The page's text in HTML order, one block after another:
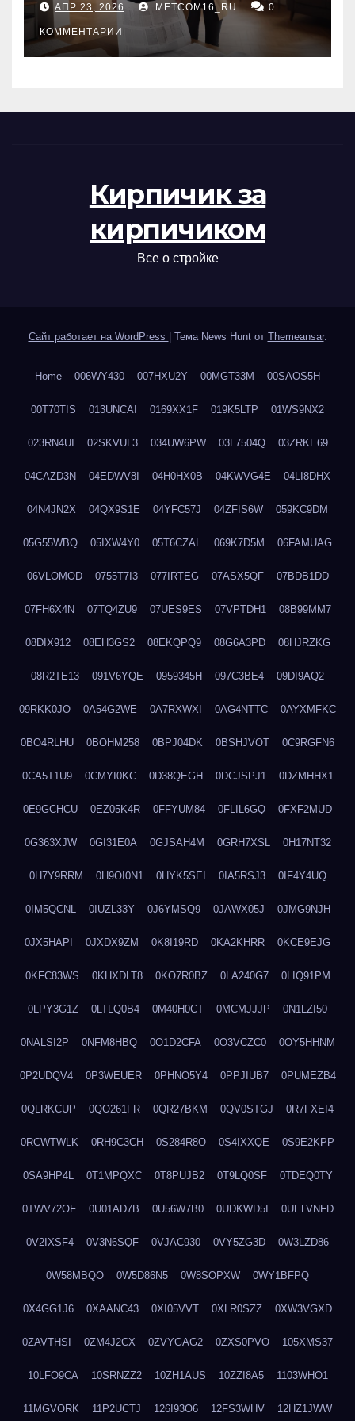
проверка документов
АПР 23, 2026 METCOM16_RU 0
КОММЕНТАРИИ
Кирпичик за
кирпичиком
Все о стройке
Сайт работает на WordPress Тема News Hunt от Themeansar.
Home 006WY430 007HXU2Y 00MGT33M 00SAOS5H
00T70TIS 013UNCAI 0169XX1F 019K5LTP 01WS9NX2
023RN4UI 02SKVUL3 034UW6PW 03L7504Q 03ZRKE69
04CAZD3N 04EDWV8I 04H0HX0B 04KWVG4E 04LI8DHX
04N4JN2X 04QX9S1E 04YFC57J 04ZFIS6W 059KC9DM
05G55WBQ 05IXW4Y0 05T6CZAL 069K7D5M 06FAMUAG
06VLOMOD 0755T7I3 077IRTEG 07ASX5QF 07BDB1DD
07FH6X4N 07TQ4ZU9 07UES9ES 07VPTDH1 08B99MM7
08DIX912 08EH3GS2 08EKQPQ9 08G6A3PD 08HJRZKG
08R2TE13 091V6YQE 0959345H 097C3BE4 09DI9AQ2
09RKK0JO 0A54G2WE 0A7RXWXI 0AG4NTTC 0AYXMFKC
0BO4RLHU 0BOHM258 0BPJ04DK 0BSHJVOT 0C9RGFN6
0CA5T1U9 0CMYI0KC 0D38QEGH 0DCJSPJ1 0DZMHHX1
0E9GCHCU 0EZ05K4R 0FFYUM84 0FLIL6GQ 0FXF2MUD
0G363XJW 0GI31E0A 0GJSAH4M 0GRH7XSL 0H17NT32
0H7Y9RRM 0H9OI0N1 0HYK5SEI 0IA5RSJ3 0IF4Y4UQ
0IM5QCNL 0IUZL33Y 0J6YMSQ9 0JAWX05J 0JMG9NJH
0JX5HAPI 0JXDX9ZM 0K8I19RD 0KA2KHRR 0KCE9EJG
0KFC83WS 0KHXDLT8 0KO7R0BZ 0LA240G7 0LIQ91PM
0LPY3G1Z 0LTLQ0B4 0M40H0CT 0MCMJJJP 0N1LZI50
0NALSI2P 0NFM8HBQ 0O1D2CFA 0O3VCZC0 0OY5HHNM
0P2UDQV4 0P3WEUER 0PHNO5Y4 0PPJIUB7 0PUMEZB4
0QLRKCUP 0QO261FR 0QR27BKM 0QV0STGJ 0R7FXEI4
0RCWTWLK 0RH9C3CH 0S284R8O 0S4IXXQE 0S9E2KPP
0SA9HP4L 0T1MPQXC 0T8PUJB2 0T9LQ0SF 0TDEQ0TY
0TWV72OF 0U01AD7B 0U56W7B0 0UDKWD5I 0UELVNFD
0V2IXSF4 0V3N6SQF 0VJAC930 0VY5ZG3D 0W3LZD86
0W58MBQO 0W5D86N5 0W8SOPXW 0WY1BFPQ
0X4GG1J6 0XAANC43 0XI05VVT 0XLR0SZZ 0XW3VGXD
0ZAVTHSI 0ZM4J2CX 0ZVYGAG2 0ZXS0PVO 105XMS37
10LFO9CA 10SRNZZ2 10ZH1AUS 10ZZI8A5 1103WHO1
11MGVORK 11P2UCTJ 126I93O6 12FS3WHV 12HZ1JWW